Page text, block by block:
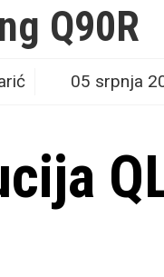
Q90R
05 srpnja